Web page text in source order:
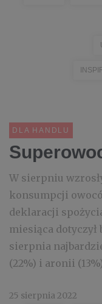
DLA HANDLU
W sierpniu
konsumpcji
deklaracji
miesiąca dotyczył
sierpnia
(22%) i aronii
25 sierpnia 2022